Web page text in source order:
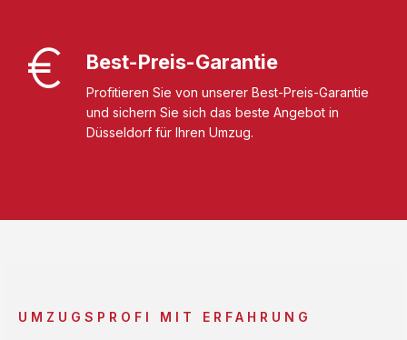
Best-Preis-Garantie
Profitieren Sie von unserer Best-Preis-Garantie
und sichern Sie sich das beste Angebot in
Düsseldorf für Ihren Umzug.
UMZUGSPROFI MIT ERFAHRUNG